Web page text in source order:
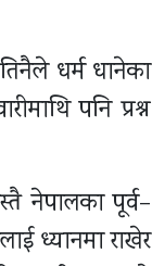
धर्म धानेका
पनि प्रश्न
नेपालका पूर्व–
ध्यानमा राखेर